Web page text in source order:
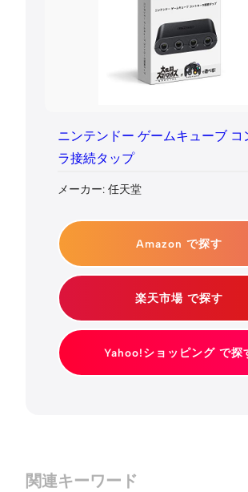
ニンテンドー ゲームキューブ コ
ラ接続タップ
メーカー: 任天堂
Amazon で探す
楽天市場 で探す
Yahoo!ショッピング で探
関連キーワード